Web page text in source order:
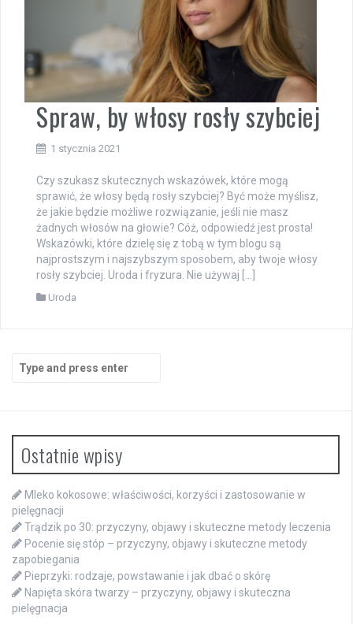
Spraw, by włosy rosły szybciej
1 stycznia 2021
Czy szukasz skutecznych wskazówek, które mogą
sprawić, że włosy będą rosły szybciej? Być może myślisz,
że jakie będzie możliwe rozwiązanie, jeśli nie masz
żadnych włosów na głowie? Cóż, odpowiedź jest prosta!
Wskazówki, które dzielę się z tobą w tym blogu są
najprostszym i najszybszym sposobem, aby twoje włosy
rosły szybciej. Uroda i fryzura. Nie używaj […]
Uroda
Search
for:
Ostatnie wpisy
Mleko kokosowe: właściwości, korzyści i zastosowanie w
pielęgnacji
Trądzik po 30: przyczyny, objawy i skuteczne metody leczenia
Pocenie się stóp – przyczyny, objawy i skuteczne metody
zapobiegania
Pieprzyki: rodzaje, powstawanie i jak dbać o skórę
Napięta skóra twarzy – przyczyny, objawy i skuteczna
pielęgnacja